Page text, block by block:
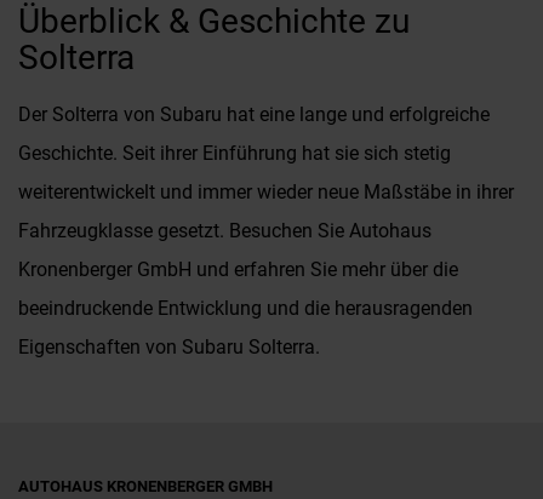
Überblick & Geschichte zu
Solterra
Der Solterra von Subaru hat eine lange und erfolgreiche
Geschichte. Seit ihrer Einführung hat sie sich stetig
weiterentwickelt und immer wieder neue Maßstäbe in ihrer
Fahrzeugklasse gesetzt. Besuchen Sie Autohaus
Kronenberger GmbH und erfahren Sie mehr über die
beeindruckende Entwicklung und die herausragenden
Eigenschaften von Subaru Solterra.
AUTOHAUS KRONENBERGER GMBH